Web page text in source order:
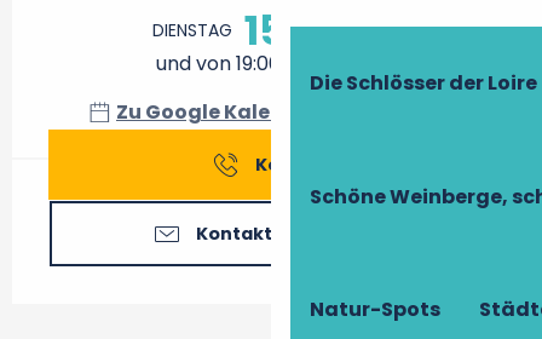
Die Schlösser der Loire
Schöne Weinberge,
Natur-Spots
DIENSTAG 15. SEPTEMBER
und von 19:00 bis zu 21:30
Zu Google Kalender hinzufügen
Kontakt
Kontaktieren Sie uns